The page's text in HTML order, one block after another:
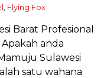
Flying Fox
Barat Profesional
anda
Sulawesi
satu wahana